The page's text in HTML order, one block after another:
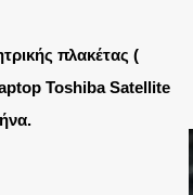
πλακέτας (
Toshiba Satellite